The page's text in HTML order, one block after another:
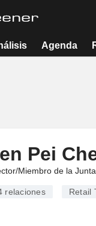
Agenda
Pei
Miembro de la
relaciones Retail